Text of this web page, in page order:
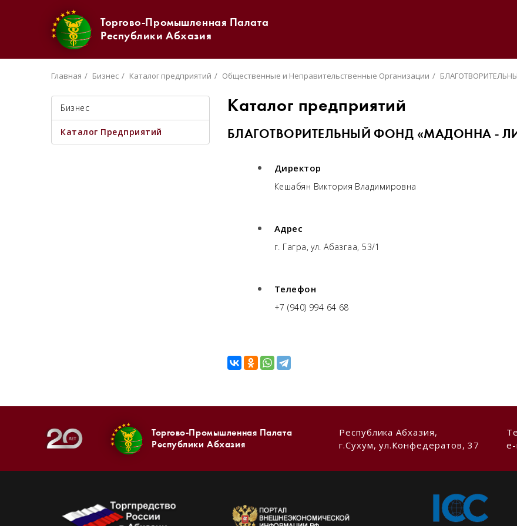
Торгово-Промышленная Палата
Республики Абхазия
Главная Бизнес Каталог предприятий Общественные и Неправительственные Организации
Бизнес
Каталог Предприятий
Каталог предприятий
БЛАГОТВОРИТЕЛЬНЫЙ ФОНД «МАДОННА -
Директор
Кешабян Виктория Владимировна
Адрес
г. Гагра, ул. Абазгаа, 53/1
Телефон
+7 (940) 994 64 68
Торгово-Промышленная Палата
Республики Абхазия
Республика Абхазия,
г.Сухум, ул.Конфедератов, 37